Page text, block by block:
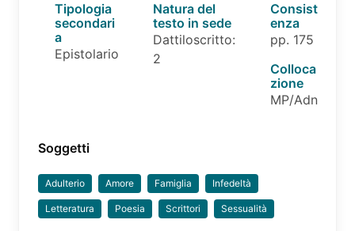
Tipologia
secondari
a
Epistolario
Natura del
testo in sede
Dattiloscritto:
2
Consist
enza
pp. 175
Colloca
zione
MP/Adn
Soggetti
Adulterio Amore Famiglia Infedeltà
Letteratura Poesia Scrittori Sessualità